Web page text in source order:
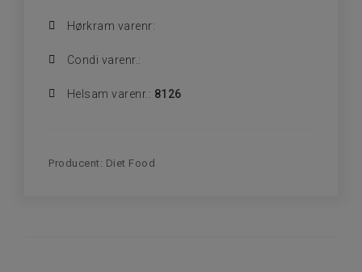
Hørkram varenr:
Condi varenr.:
Helsam varenr.: 8126
Producent: Diet Food